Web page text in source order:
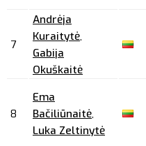
7
Andrėja
Kuraitytė,
Gabija
Okuškaitė
8
Ema
Bačiliūnaitė,
Luka Zeltinytė